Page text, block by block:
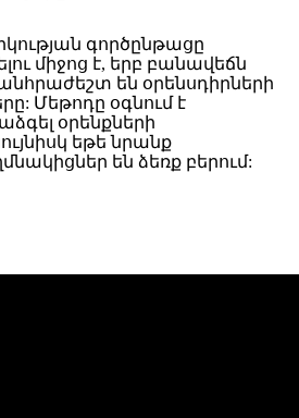
գործընթացը
միջոց է, երբ բանավեճն
են օրենսդիրների
Մեթոդը օգնում է
օրենքների
եթե նրանք
են ձեռք բերում: